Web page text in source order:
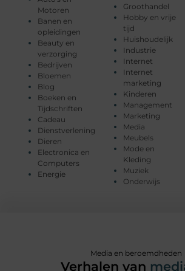
Motoren
Banen en
opleidingen
Beauty en
verzorging
Bedrijven
Bloemen
Blog
Boeken en
Tijdschriften
Cadeau
Dienstverlening
Dieren
Electronica en
Computers
Energie
Groothandel
Hobby en vrije
tijd
Huishoudelijk
Industrie
Internet
Internet
marketing
Kinderen
Management
Marketing
Media
Meubels
Mode en
Kleding
Muziek
Onderwijs
Media en beroemdheden
Verhalen van